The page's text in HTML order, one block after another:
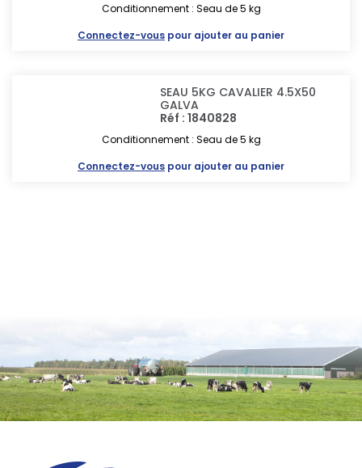
Conditionnement : Seau de 5 kg
Connectez-vous pour ajouter au panier
SEAU 5KG CAVALIER 4.5X50
GALVA
Réf : 1840828
Conditionnement : Seau de 5 kg
Connectez-vous pour ajouter au panier